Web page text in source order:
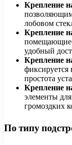
Крепление
лобовом
Крепление
удобный
Крепление
фиксируется
простота
Крепление
элементы
громоздких
По типу